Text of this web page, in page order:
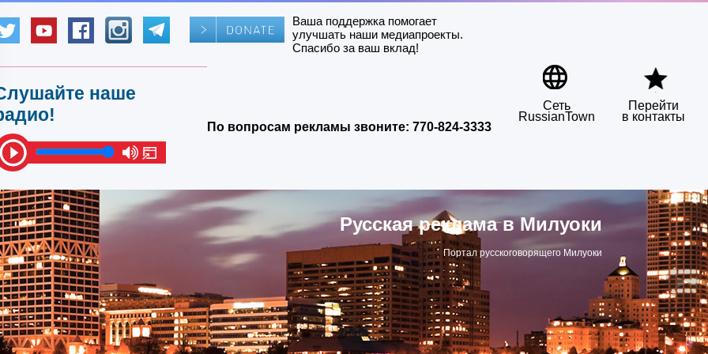
Ваша поддержка помогает
улучшать наши медиапроекты.
Спасибо за ваш вклад!
наше
По вопросам рекламы звоните: 770-824-3333
Сеть
RussianTown
Перейти
в контакты
Русская реклама в Милуоки
Портал русскоговорящего Милуоки
▶